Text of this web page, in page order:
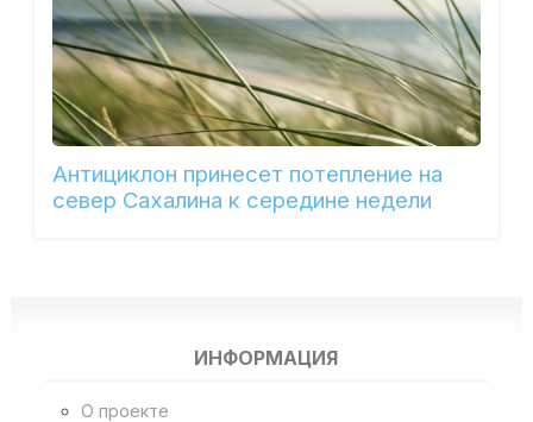
Антициклон принесет потепление на
север Сахалина к середине недели
ИНФОРМАЦИЯ
О проекте